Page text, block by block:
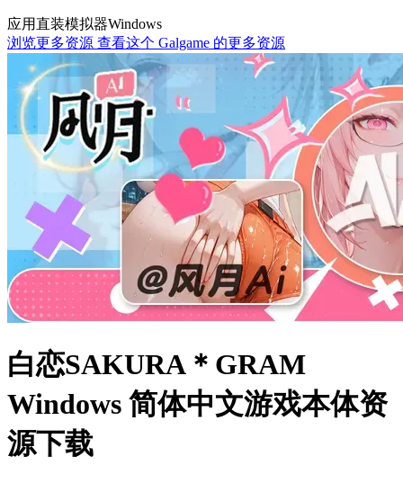
应用直装模拟器Windows
浏览更多资源 查看这个 Galgame 的更多资源
白恋SAKURA＊GRAM
Windows 简体中文游戏本体资
源下载